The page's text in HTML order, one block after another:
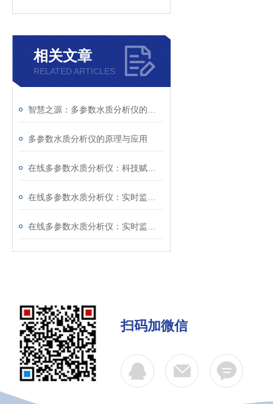
相关文章
RELATED ARTICLES
多参数水质分析仪的原理与应用
扫码加微信